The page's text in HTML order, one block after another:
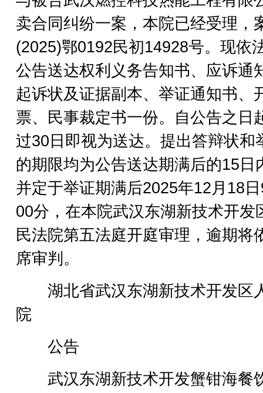
卖合同纠纷一案，本院已经受理，
(2025)鄂0192民初14928号。现依
公告送达权利义务告知书、应诉通
起诉状及证据副本、举证通知书、
票、民事裁定书一份。自公告之日
过30日即视为送达。提出答辩状和
的期限均为公告送达期满后的15日
并定于举证期满后2025年12月18
00分，在本院武汉东湖新技术开发
民法院第五法庭开庭审理，逾期将
席审判。
湖北省武汉东湖新技术开发区
院
公告
武汉东湖新技术开发蟹钳海餐